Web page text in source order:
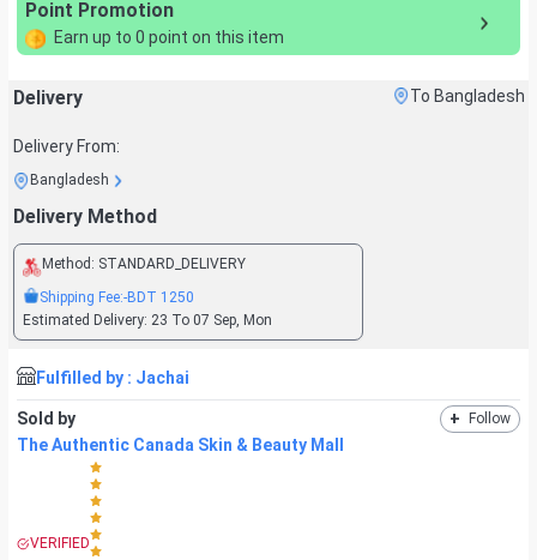
Point Promotion
Earn up to 0 point on this item
Delivery To Bangladesh
Delivery From:
Bangladesh
Delivery Method
Method: STANDARD_DELIVERY
Shipping Fee:-BDT 1250
Estimated Delivery: 23 To 07 Sep, Mon
Fulfilled by : Jachai
Sold by + Follow
The Authentic Canada Skin & Beauty Mall
VERIFIED